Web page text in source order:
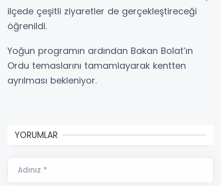
ilçede çeşitli ziyaretler de gerçekleştireceği
öğrenildi.
Yoğun programın ardından Bakan Bolat’ın
Ordu temaslarını tamamlayarak kentten
ayrılması bekleniyor.
YORUMLAR
Adınız *